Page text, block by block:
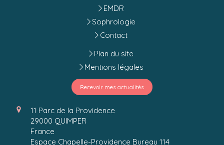
EMDR
Sophrologie
Contact
Plan du site
Mentions légales
Recevoir mes actualités
11 Parc de la Providence
29000 QUIMPER
France
Espace Chapelle-Providence Bureau 114